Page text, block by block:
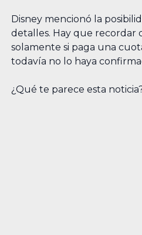
Disney mencionó la
detalles. Hay que recordar
solamente si paga una
todavía no lo haya
¿Qué te parece esta